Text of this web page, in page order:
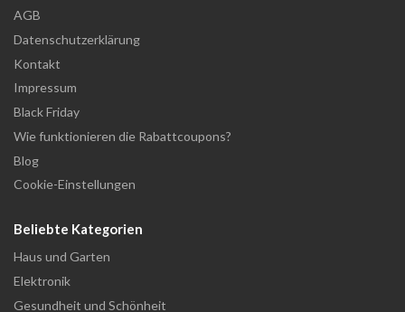
AGB
Datenschutzerklärung
Kontakt
Impressum
Black Friday
Wie funktionieren die Rabattcoupons?
Blog
Cookie-Einstellungen
Beliebte Kategorien
Haus und Garten
Elektronik
Gesundheit und Schönheit